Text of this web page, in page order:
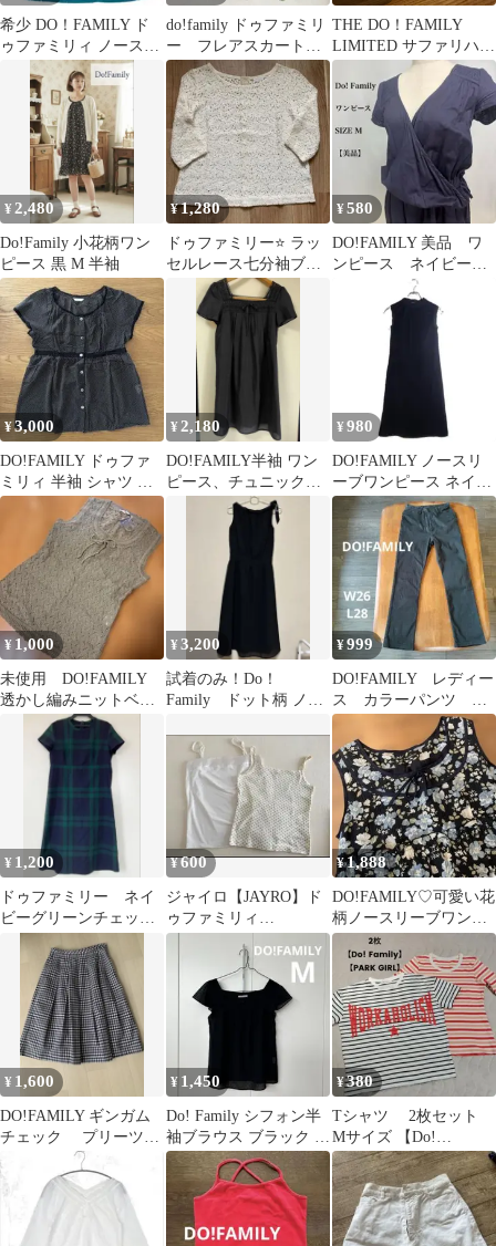
希少 DO！FAMILY ド
ゥファミリィ ノースリ
ーブ ボーダー ワン
ピース
do!family ドゥファミリ
ー フレアスカート
ボタニカル柄 S
THE DO！FAMILY
LIMITED サファリハッ
ト
¥ 2,480
Do!Family 小花柄ワン
ピース 黒 M 半袖
¥1,280
ドゥファミリー⭐️ ラッ
セルレース七分袖ブラ
ウス アイボリー
¥580
DO!FAMILY 美品 ワ
ンピース ネイビー
カシュクール カジュ
¥3,000
DO!FAMILY ドゥファ
ミリィ 半袖 シャツ ブ
ラウス ドット柄
¥ 2,180
DO!FAMILY半袖 ワン
ピース、チュニック、
¥ 980
DO!FAMILY ノースリ
ーブワンピース ネイビ
ー M ベロア調 上品
¥ 1,000
未使用 DO!FAMILY
透かし編みニットベス
¥3,200
試着のみ！Do！
Family ドット柄 ノー
ラック
¥999
DO!FAMILY レディー
ス カラーパンツ 綿
パン ブラック Sサイ
ズ
¥ 1,200
ドゥファミリー ネイ
ビーグリーンチェック
ウール半袖Aラインワ
ンピース
¥600
ジャイロ【JAYRO】ド
ゥファミリィ
【DO!FAMILY】キャミ
ソール2点セット
¥1,888
DO!FAMILY♡可愛い花
柄ノースリーブワンピ
ースM チュニックドゥ
ファミリー
¥ 1,600
DO!FAMILY ギンガム
チェック プリーツフ
レアスカート
¥ 1,450
Do! Family シフォン半
袖ブラウス ブラック 黒
ドット
¥380
Tシャツ 2枚セット
Mサイズ 【Do!
Family】【PARK
GIRL】